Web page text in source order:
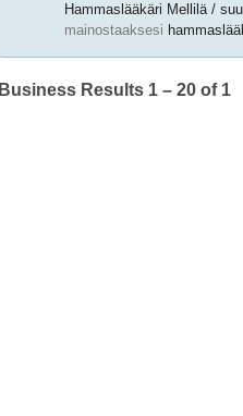
Hammaslääkäri Mellilä /
mainostaaksesi
Business Results 1 – 20 of 1